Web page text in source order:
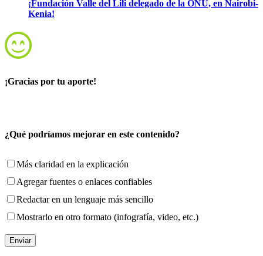
¡Fundación Valle del Lili delegado de la ONU, en Nairobi-
Kenia!
¡Gracias por tu aporte!
¿Qué podríamos mejorar en este contenido?
Más claridad en la explicación
Agregar fuentes o enlaces confiables
Redactar en un lenguaje más sencillo
Mostrarlo en otro formato (infografía, video, etc.)